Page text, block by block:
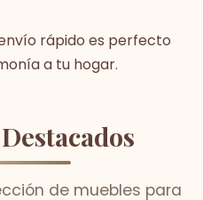
rápido es perfecto
a tu hogar.
de muebles para